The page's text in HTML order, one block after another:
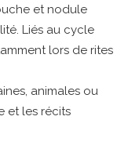
et nodule
Liés au cycle
lors de rites
animales ou
et les récits